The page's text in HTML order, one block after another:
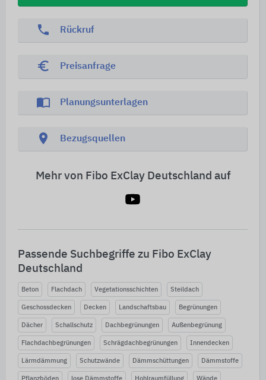
phone Rückruf
euro_symbol Preisanfrage
import_contacts Planungsunterlagen
location_on Bezugsquellen
Mehr von Fibo ExClay Deutschland auf
Passende Suchbegriffe zu Fibo ExClay
Deutschland
Beton Flachdach Vegetationsschichten Steildach
Geschossdecken Decken Landschaftsbau Begrünungen
Dächer Schallschutz Dachbegrünungen Außenbegrünung
Flachdachbegrünungen Schrägdachbegrünungen Innendecken
Lärmdämmung Schutzwände Dämmschüttungen Dämmstoffe
Pflanzböden lose Dämmstoffe Hohlraumfüllung Wände